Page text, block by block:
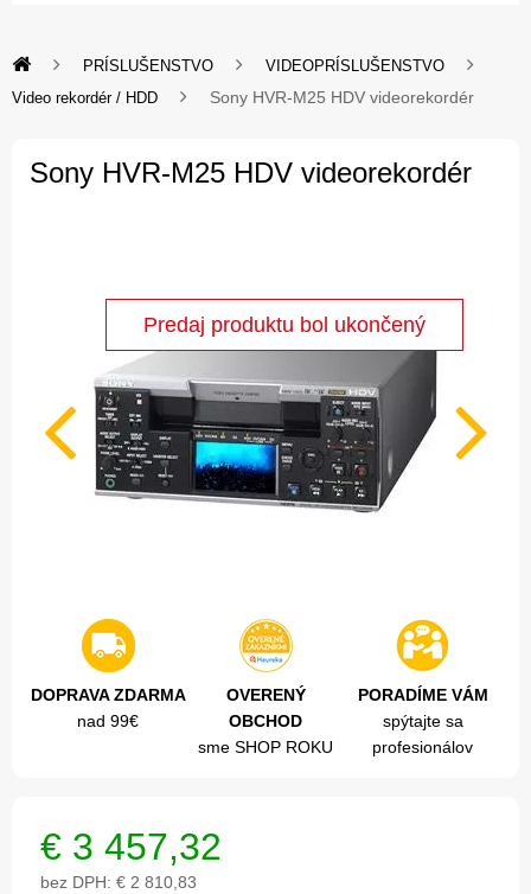
PRÍSLUŠENSTVO
VIDEOPRÍSLUŠENSTVO
Video rekordér / HDD
Sony HVR-M25 HDV videorekordér
Sony HVR-M25 HDV videorekordér
DOPRAVA ZDARMA
nad 99€
OVERENÝ
OBCHOD
sme SHOP ROKU
PORADÍME VÁM
spýtajte sa
profesionálov
€ 3 457,32
bez DPH: € 2 810,83